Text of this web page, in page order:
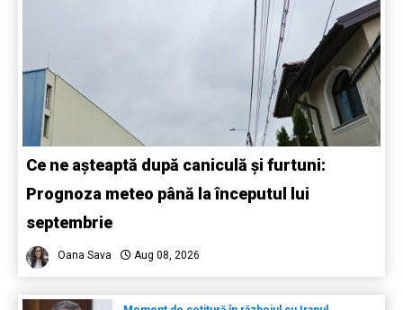
Ce ne așteaptă după caniculă și furtuni:
Prognoza meteo până la începutul lui
septembrie
Oana Sava Aug 08, 2026